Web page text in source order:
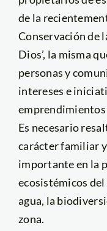
de la
Conservación de
Dios’, la misma
personas y
intereses e
emprendimientos
Es necesario
carácter familiar
importante en la
ecosistémicos
agua, la
zona.